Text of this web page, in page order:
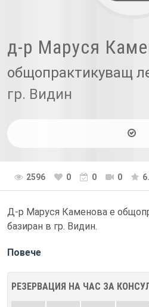
д-р Маруся
общопрактикуващ
гр. Видин
2596 0 0 0
Д-р Маруся Каменова е
базиран в гр. Видин.
Повече
РЕЗЕРВАЦИЯ НА ЧАС ЗА